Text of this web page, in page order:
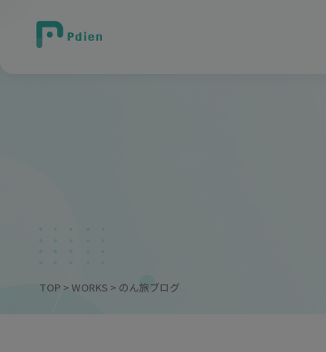
TOP >WORKS > のん旅ブログ